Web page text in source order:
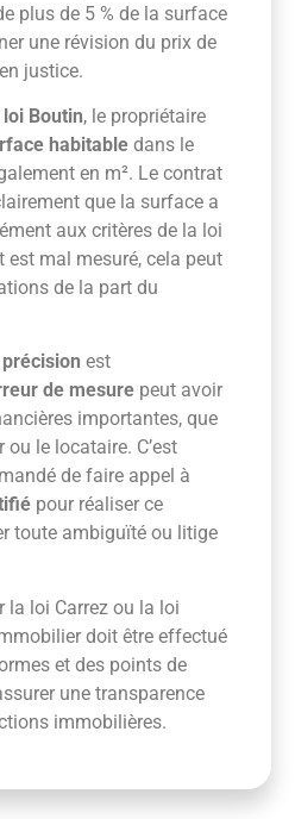
plus de 5 % de la surface
une révision du prix de
justice.
loi Boutin, le propriétaire
habitable dans le
en m². Le contrat
que la surface a
aux critères de la loi
est mal mesuré, cela peut
de la part du
précision est
de mesure peut avoir
importantes, que
ou le locataire. C’est
de faire appel à
pour réaliser ce
toute ambiguïté ou litige
la loi Carrez ou la loi
doit être effectué
et des points de
une transparence
immobilières.